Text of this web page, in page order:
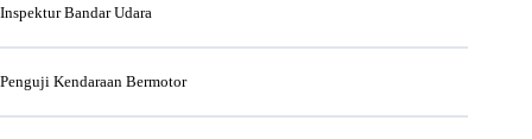
Inspektur Bandar Udara
Penguji Kendaraan Bermotor